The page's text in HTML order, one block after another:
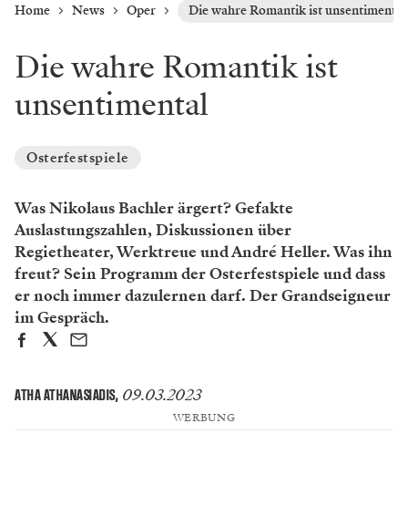
Home News Oper Die wahre Romantik ist unsentimental
Die wahre Romantik ist
unsentimental
Osterfestspiele
Was Nikolaus Bachler ärgert? Gefakte
Auslastungszahlen, Diskussionen über
Regietheater, Werktreue und André Heller. Was ihn
freut? Sein Programm der Osterfestspiele und dass
er noch immer dazulernen darf. Der Grandseigneur
im Gespräch.
ATHA ATHANASIADIS, 09.03.2023
WERBUNG